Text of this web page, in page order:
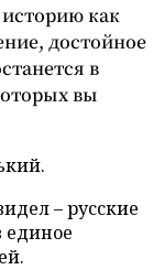
как
достойное
в
вы
– русские
единое